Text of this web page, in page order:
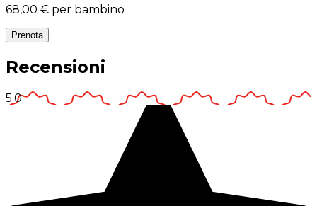
68,00 € per bambino
Prenota
Recensioni
5.0